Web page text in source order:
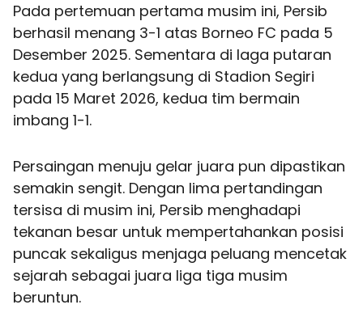
Pada pertemuan pertama musim ini, Persib
berhasil menang 3-1 atas Borneo FC pada 5
Desember 2025. Sementara di laga putaran
kedua yang berlangsung di Stadion Segiri
pada 15 Maret 2026, kedua tim bermain
imbang 1-1.
Persaingan menuju gelar juara pun dipastikan
semakin sengit. Dengan lima pertandingan
tersisa di musim ini, Persib menghadapi
tekanan besar untuk mempertahankan posisi
puncak sekaligus menjaga peluang mencetak
sejarah sebagai juara liga tiga musim
beruntun.